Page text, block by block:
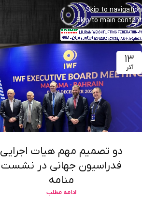
Skip to navigation
Skip to main content
۱۳
آذر
دو تصمیم مهم هیات اجرایی
فدراسیون جهانی در نشست
منامه
ادامه مطلب